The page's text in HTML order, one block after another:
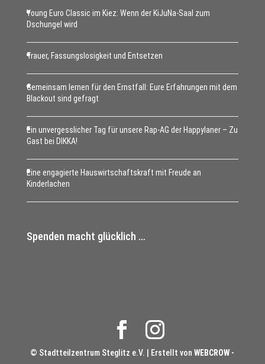
Young Euro Classic im Kiez: Wenn der KiJuNa-Saal zum
Dschungel wird
Trauer, Fassungslosigkeit und Entsetzen
Gemeinsam lernen für den Ernstfall: Eure Erfahrungen mit dem
Blackout sind gefragt
Ein unvergesslicher Tag für unsere Rap-AG der Happylaner – Zu
Gast bei DIKKA!
Eine engagierte Hauswirtschaftskraft mit Freude an
Kinderlachen
Spenden macht glücklich …
© Stadtteilzentrum Steglitz e.V. | Erstellt vonWEBCROW -